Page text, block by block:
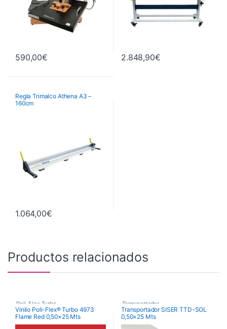
590,00€ 2.848,90€
Regla Trimalco Athena A3 –
160cm
1.064,00€
Productos relacionados
Poli-Flex Turbo
Vinilo Transfer Textil
Vinilo Poli-Flex® Turbo 4973
Flame Red 0,50×25 Mts
Transportador
Vinilo Transfer Textil
Transportador SISER TTD-SOL
0,50×25 Mts